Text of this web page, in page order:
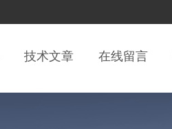
技术文章 在线留言